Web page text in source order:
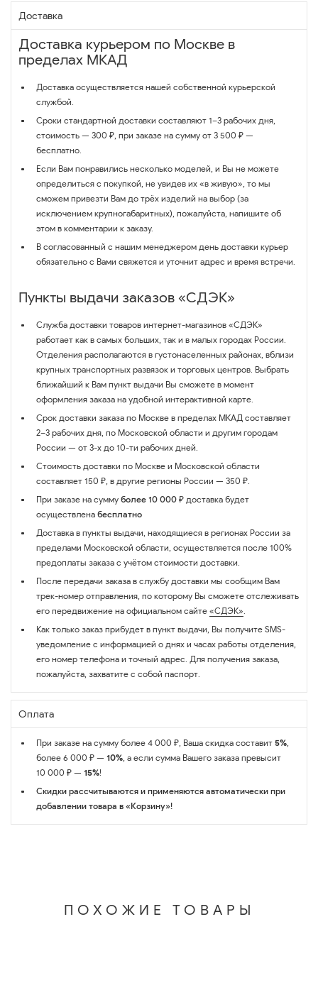
Доставка
Доставка курьером по Москве в
пределах МКАД
Доставка осуществляется нашей собственной курьерской
службой.
Сроки стандартной доставки составляют 1–3 рабочих дня,
стоимость — 300 ₽, при заказе на сумму от 3 500 ₽ —
бесплатно.
Если Вам понравились несколько моделей, и Вы не можете
определиться с покупкой, не увидев их «в живую», то мы
сможем привезти Вам до трёх изделий на выбор (за
исключением крупногабаритных), пожалуйста, напишите об
этом в комментарии к заказу.
В согласованный с нашим менеджером день доставки курьер
обязательно с Вами свяжется и уточнит адрес и время встречи.
Пункты выдачи заказов «СДЭК»
Служба доставки товаров интернет-магазинов «СДЭК»
работает как в самых больших, так и в малых городах России.
Отделения располагаются в густонаселенных районах, вблизи
крупных транспортных развязок и торговых центров. Выбрать
ближайший к Вам пункт выдачи Вы сможете в момент
оформления заказа на удобной интерактивной карте.
Срок доставки заказа по Москве в пределах МКАД составляет
2–3 рабочих дня, по Московской области и другим городам
России — от 3-х до 10-ти рабочих дней.
Стоимость доставки по Москве и Московской области
составляет 150 ₽, в другие регионы России — 350 ₽.
При заказе на сумму более 10 000 ₽ доставка будет
осуществлена бесплатно
Доставка в пункты выдачи, находящиеся в регионах России за
пределами Московской области, осуществляется после 100%
предоплаты заказа с учётом стоимости доставки.
После передачи заказа в службу доставки мы сообщим Вам
трек-номер отправления, по которому Вы сможете отслеживать
его передвижение на официальном сайте «СДЭК».
Как только заказ прибудет в пункт выдачи, Вы получите SMS-
уведомление с информацией о днях и часах работы отделения,
его номер телефона и точный адрес. Для получения заказа,
пожалуйста, захватите с собой паспорт.
Оплата
При заказе на сумму более 4 000 ₽, Ваша скидка составит 5%,
более 6 000 ₽ — 10%, а если сумма Вашего заказа превысит
10 000 ₽ — 15%!
Скидки рассчитываются и применяются автоматически при
добавлении товара в «Корзину»!
ПОХОЖИЕ ТОВАРЫ